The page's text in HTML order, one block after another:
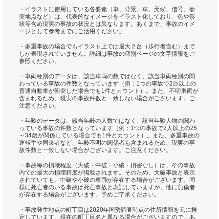
・イラストに使用している各要素（車、背景、車、天候、信号、衝
突地点など）は、代表的なイメージをイラスト化しており、色や形
状等含め現実の事故の状況とは異なります。あくまで、事故のイメ
ージとして参考までにご活用ください。
・多重事故の場合でもイラスト上では最大２台（歩行者含む）まで
しか表現されていません。詳細は事故の個別ページの文字情報をご
参照ください。
・車両種別のデータは、該当車両の数ではなく、該当車両種別の関
わっている事故の件数となっています（例：1つの事故で2台以上の
普通自動車が衝突した場合でも1件とカウント）。また、不明車両が
含まれるため、現実の事故件数と一致しない場合がございます。ご
注意ください。
・年齢のデータは、該当年齢の人数ではなく、該当年齢人物の関わ
っている事故の件数となっています（例：1つの事故で2人以上の25
～34歳が関係している場合でも1件とカウント）。また、多重事故の
運転手や同乗者など、年齢不明の関係者も含まれるため、現実の事
故件数と一致しない場合がございます。ご注意ください。
・事故毎の損壊程度（大破・中破・小破・損害なし）は、その事故
内での最大の損壊程度が掲載されます。そのため、大破事故と表示
されていても、中破や小破の車両が存在する場合がございます。同
様に死亡者のいる事故は死亡事故と表記していますが、他に負傷者
が存在する場合がございます。予めご了承ください。
・事故発生地点の町丁目は2020年国勢調査時点の住所情報を元に推
定しています。現在の町丁目名と異なる場合がございますので、あ